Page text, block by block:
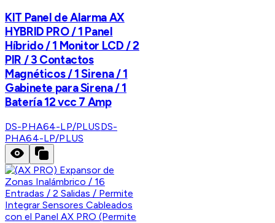
KIT Panel de Alarma AX
HYBRID PRO / 1 Panel
Híbrido / 1 Monitor LCD / 2
PIR / 3 Contactos
Magnéticos / 1 Sirena / 1
Gabinete para Sirena / 1
Batería 12 vcc 7 Amp
DS-PHA64-LP/PLUSDS-
PHA64-LP/PLUS